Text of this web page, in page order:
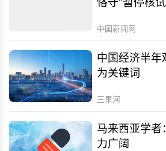
中国新闻网
中国经济半年
为关键词
三里河
马来西亚学者
力广阔